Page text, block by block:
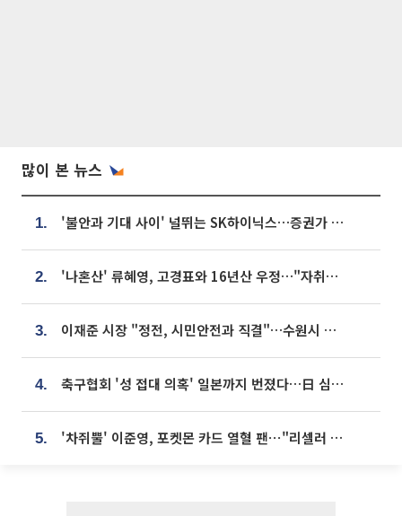
많이 본 뉴스
1. '불안과 기대 사이' 널뛰는 SK하이닉스…증권가 "HBM4·LTA 기반 펀터멘털 견고"
2. '나혼산' 류혜영, 고경표와 16년산 우정…"자취방서 부모님과 마주쳐"
3. 이재준 시장 "정전, 시민안전과 직결"…수원시 비상대응체계 가동
4. 축구협회 '성 접대 의혹' 일본까지 번졌다…日 심판 실명 공개
5. '차쥐뿔' 이준영, 포켓몬 카드 열혈 팬⋯"리셀러 처단할 것"